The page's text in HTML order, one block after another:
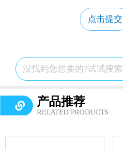
点击提交
产品推荐
RELATED PRODUCTS